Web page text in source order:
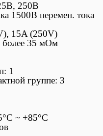
250В
1500В перемен. тока
15A (250V)
более 35 мОм
1
группе: 3
~ +85°C